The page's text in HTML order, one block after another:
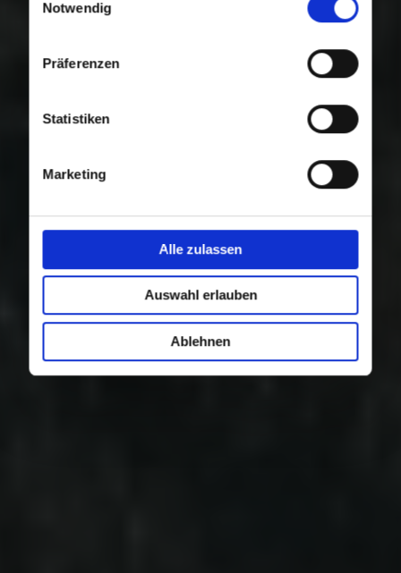
Nutzung der Dienste gesammelt haben.
Notwendig
Präferenzen
Statistiken
Marketing
Alle zulassen
Auswahl erlauben
Ablehnen